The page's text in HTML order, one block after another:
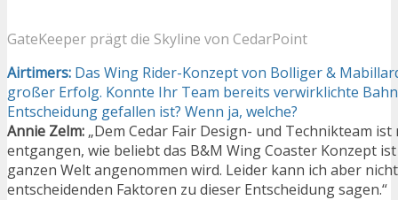
GateKeeper prägt die Skyline von CedarPoint
Airtimers: Das Wing Rider-Konzept von Bolliger &
großer Erfolg. Konnte Ihr Team bereits verwirklichte
Entscheidung gefallen ist? Wenn ja, welche?
Annie Zelm: „Dem Cedar Fair Design- und Technikteam
entgangen, wie beliebt das B&M Wing Coaster Konzept
ganzen Welt angenommen wird. Leider kann ich aber
entscheidenden Faktoren zu dieser Entscheidung sagen.“